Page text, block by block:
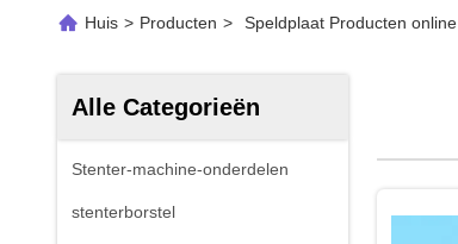
Huis > Producten > Speldplaat Producten online
Alle Categorieën
Stenter-machine-onderdelen
stenterborstel